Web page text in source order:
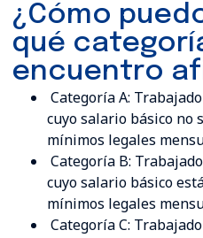
¿Cómo
qué
encuentro
Categoría A:
cuyo salario básico no
mínimos legales
Categoría B:
cuyo salario básico
mínimos legales
Categoría C: